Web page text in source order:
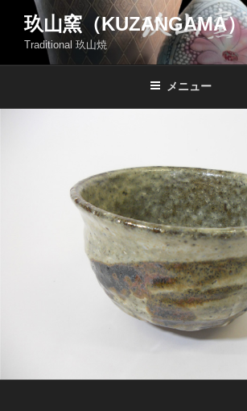
ン
玖山窯（KUZANGAMA）
Traditional 玖山焼
メニュー